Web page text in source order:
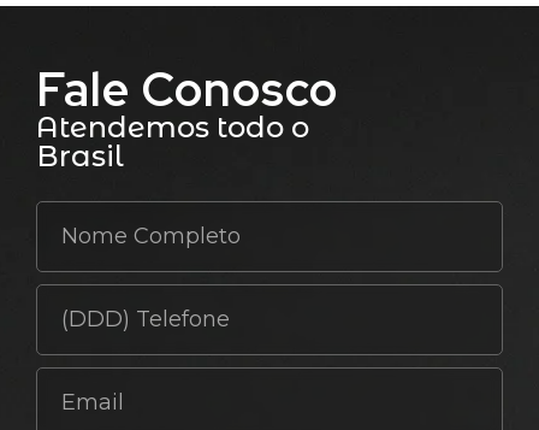
Fale Conosco
Atendemos todo o
Brasil